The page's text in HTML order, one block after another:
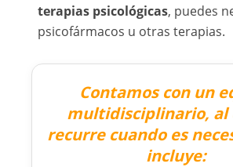
terapias psicológicas, puedes
psicofármacos u otras terapias.
Contamos con un
multidisciplinario, al
recurre cuando es
incluye: